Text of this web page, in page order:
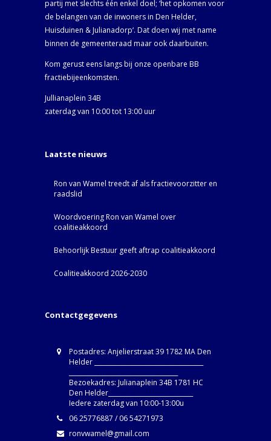
partij met slechts één enkel doel; ‘het opkomen voor
de belangen van de inwoners in Den Helder,
Huisduinen & Julianadorp‘. Dat doen wij met name
binnen de gemeenteraad maar ook daarbuiten.
Kom gerust eens langs bij onze openbare BB
fractiebijeenkomsten.
Jullianaplein 34B
zaterdag van 10:00 tot 13:00 uur
Laatste nieuws
Ron van Wamel treedt af als fractievoorzitter en
raadslid
Woordvoering Ron van Wamel over
coalitieakkoord
Behoorlijk Bestuur geeft aftrap coalitieakkoord
Coalitieakkoord 2026-2030
Contactgegevens
Postadres: Anjelierstraat 39 1782 MA Den
Helder ____________________________________
Bezoekadres: Julianaplein 34B 1781 HC
Den Helder____________________________
Iedere zaterdag van 10:00-13:00u
06 25776887 / 06 54271973
ronvwamel@gmail.com